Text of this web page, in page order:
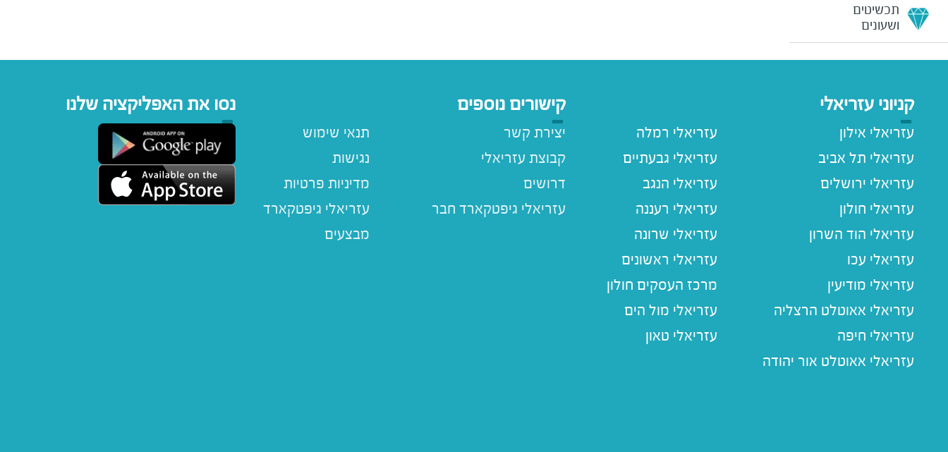
תכשיטים
ושעונים
קניוני עזריאלי
עזריאלי אילון
עזריאלי תל אביב
עזריאלי ירושלים
עזריאלי חולון
עזריאלי הוד השרון
עזריאלי עכו
עזריאלי מודיעין
עזריאלי אאוטלט הרצליה
עזריאלי חיפה
עזריאלי אאוטלט אור יהודה
עזריאלי רמלה
עזריאלי גבעתיים
עזריאלי הנגב
עזריאלי רעננה
עזריאלי שרונה
עזריאלי ראשונים
מרכז העסקים חולון
עזריאלי מול הים
עזריאלי טאון
קישורים נוספים
תנאי שימוש
נגישות
מדיניות פרטיות
עזריאלי גיפטקארד
מבצעים
יצירת קשר
קבוצת עזריאלי
דרושים
נסו את האפליקציה שלנו